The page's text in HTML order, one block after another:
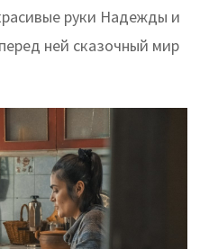
руки Надежды и
ней сказочный мир